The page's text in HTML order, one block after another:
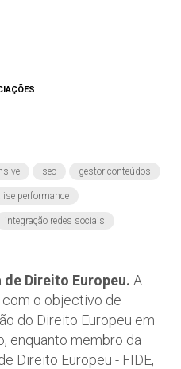
seo gestor conteúdos
performance
integração redes sociais
Direito Europeu. A
o objectivo de
do Direito Europeu em
enquanto membro da
Direito Europeu - FIDE,